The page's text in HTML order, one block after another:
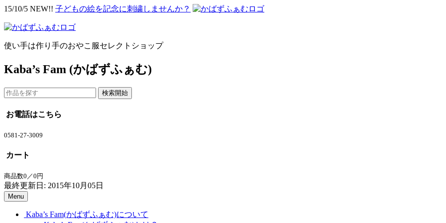
15/10/5 NEW!! 子どもの絵を記念に刺繍しませんか？
使い手は作り手のおやこ服セレクトショップ
Kaba’s Fam (かばずふぁむ)
お電話はこちら
0581-27-3009
カート
商品数0／0円
最終更新日: 2015年10月05日
Menu
Kaba’s Fam(かばずふぁむ)について